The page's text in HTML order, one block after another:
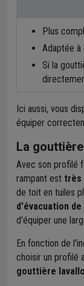
Plus
Adaptée à
Si la
Ici aussi, vous
équiper
La
Avec son profilé
rampant est très
de toit en tuiles
d'évacuation
d'équiper une
En fonction de
choisir un profilé
gouttière